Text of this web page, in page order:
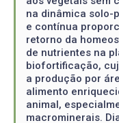
na dinâmica solo-
e contínua
retorno da
de nutrientes na
biofortificação,
a produção por
alimento
animal,
macrominerais.